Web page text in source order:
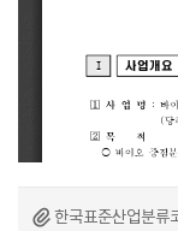
한국표준산업분